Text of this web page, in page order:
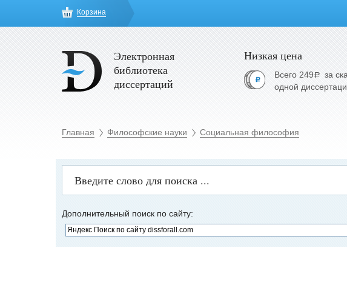
Корзина
Электронная
библиотека
диссертаций
Низкая цена
Всего 249a за
одной
Главная Философские науки Социальная философия
Дополнительный поиск по сайту: